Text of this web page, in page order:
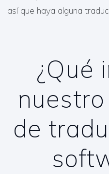
así que haya alguna
¿Qué
de